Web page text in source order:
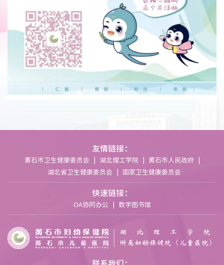
友情链接：
黄石市卫生健康委员会 | 湖北理工学院 | 黄石市人民政府 |
湖北省卫生健康委员会 | 国家卫生健康委员会
快速链接：
OA协同办公 | 数字图书馆